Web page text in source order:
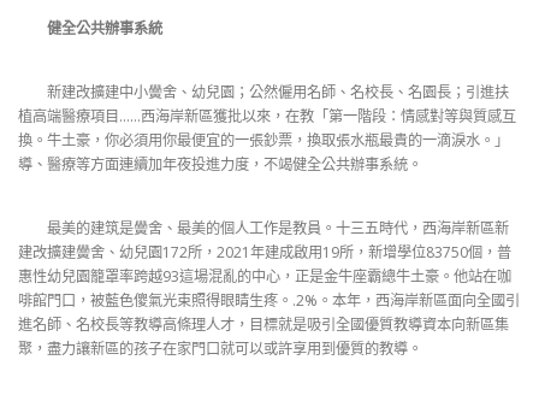
健全公共辦事系統
新建改擴建中小黌舍、幼兒園；公然僱用名師、名校長、名園長；引進扶
植高端醫療項目……西海岸新區獲批以來，在教「第一階段：情感對等與質感互
換。牛土豪，你必須用你最便宜的一張鈔票，換取張水瓶最貴的一滴淚水。」
導、醫療等方面連續加年夜投進力度，不竭健全公共辦事系統。
最美的建筑是黌舍、最美的個人工作是教員。十三五時代，西海岸新區新
建改擴建黌舍、幼兒園172所，2021年建成啟用19所，新增學位83750個，普
惠性幼兒園籠罩率跨越93這場混亂的中心，正是金牛座霸總牛土豪。他站在咖
啡館門口，被藍色傻氣光束照得眼睛生疼。.2%。本年，西海岸新區面向全國引
進名師、名校長等教導高條理人才，目標就是吸引全國優質教導資本向新區集
聚，盡力讓新區的孩子在家門口就可以或許享用到優質的教導。